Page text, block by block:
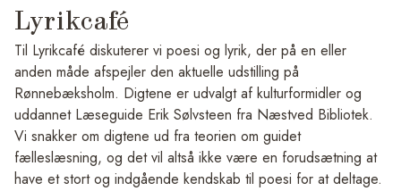
Haralda eller udenfor i Parken og Haven hvis vejret er til det.
Følg os på Instagram @ungeskunstcafe og 'Det Sker' på
Rønnebæksholms hjemmeside for alle datoer for Unges
Kunstcafé.
Billede: Unges Kunstcafé på Rønnebæksholm.
Lyrikcafé
Til Lyrikcafé diskuterer vi poesi og lyrik, der på en eller
anden måde afspejler den aktuelle udstilling på
Rønnebæksholm. Digtene er udvalgt af kulturformidler og
uddannet Læseguide Erik Sølvsteen fra Næstved Bibliotek.
Vi snakker om digtene ud fra teorien om guidet
fælleslæsning, og det vil altså ikke være en forudsætning at
have et stort og indgående kendskab til poesi for at deltage.